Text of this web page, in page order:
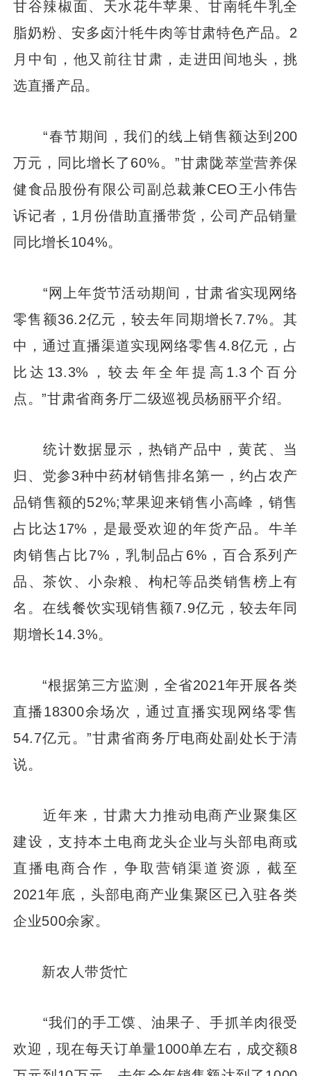
甘谷辣椒面、天水花牛苹果、甘南牦牛乳全
脂奶粉、安多卤汁牦牛肉等甘肃特色产品。2
月中旬，他又前往甘肃，走进田间地头，挑
选直播产品。
“春节期间，我们的线上销售额达到200
万元，同比增长了60%。”甘肃陇萃堂营养保
健食品股份有限公司副总裁兼CEO王小伟告
诉记者，1月份借助直播带货，公司产品销量
同比增长104%。
“网上年货节活动期间，甘肃省实现网络
零售额36.2亿元，较去年同期增长7.7%。其
中，通过直播渠道实现网络零售4.8亿元，占
比达13.3%，较去年全年提高1.3个百分
点。”甘肃省商务厅二级巡视员杨丽平介绍。
统计数据显示，热销产品中，黄芪、当
归、党参3种中药材销售排名第一，约占农产
品销售额的52%;苹果迎来销售小高峰，销售
占比达17%，是最受欢迎的年货产品。牛羊
肉销售占比7%，乳制品占6%，百合系列产
品、茶饮、小杂粮、枸杞等品类销售榜上有
名。在线餐饮实现销售额7.9亿元，较去年同
期增长14.3%。
“根据第三方监测，全省2021年开展各类
直播18300余场次，通过直播实现网络零售
54.7亿元。”甘肃省商务厅电商处副处长于清
说。
近年来，甘肃大力推动电商产业聚集区
建设，支持本土电商龙头企业与头部电商或
直播电商合作，争取营销渠道资源，截至
2021年底，头部电商产业集聚区已入驻各类
企业500余家。
新农人带货忙
“我们的手工馍、油果子、手抓羊肉很受
欢迎，现在每天订单量1000单左右，成交额8